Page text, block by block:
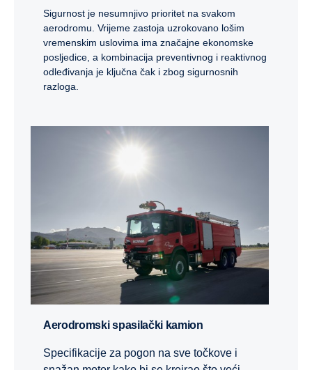
Sigurnost je nesumnjivo prioritet na svakom
aerodromu. Vrijeme zastoja uzrokovano lošim
vremenskim uslovima ima značajne ekonomske
posljedice, a kombinacija preventivnog i reaktivnog
odleđivanja je ključna čak i zbog sigurnosnih
razloga.
Aerodromski spasilački kamion
Specifikacije za pogon na sve točkove i